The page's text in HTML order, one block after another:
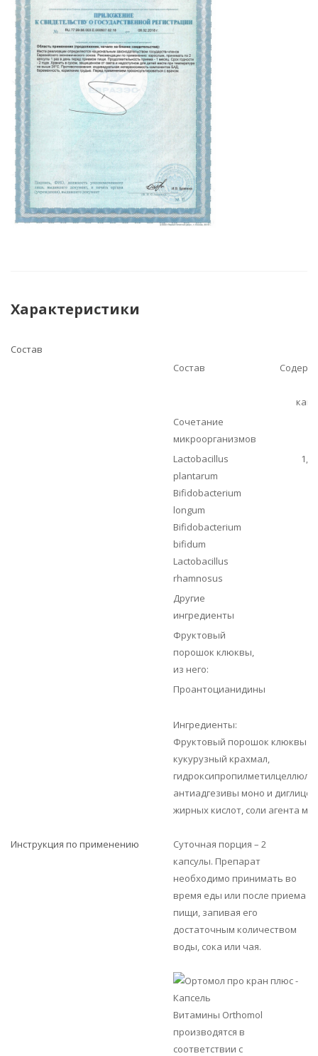
Характеристики
Состав
Состав
Сочетание
микроорганизмов
Lactobacillus
plantarum
Bifidobacterium
longum
Bifidobacterium
bifidum
Lactobacillus
rhamnosus
1,0
Другие
ингредиенты
Фруктовый
порошок клюквы,
из него:
Проантоцианидины
Ингредиенты:
Фруктовый порошок клюквы
кукурузный крахмал,
антиадгезивы моно и
жирных кислот, соли агента
Инструкция по применению
Суточная порция – 2
капсулы. Препарат
необходимо принимать во
время еды или после приема
пищи, запивая его
достаточным количеством
воды, сока или чая.
Витамины Orthomol
производятся в
соответствии с